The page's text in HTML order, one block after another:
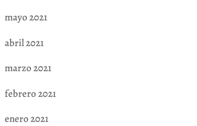
mayo 2021
abril 2021
marzo 2021
febrero 2021
enero 2021